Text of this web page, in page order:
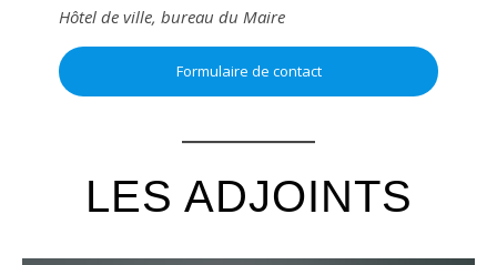
Hôtel de ville, bureau du Maire
Formulaire de contact
LES ADJOINTS